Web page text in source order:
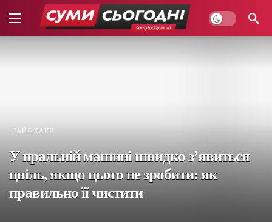
ЛАЙФХАКИ
У пральній машині швидко з’явиться
цвіль, якщо цього не зробити: як
правильно її чистити